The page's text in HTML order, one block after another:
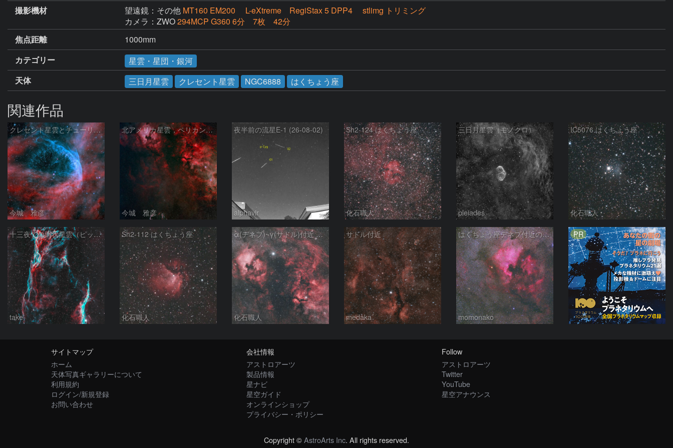
撮影機材 望遠鏡：その他 MT160 EM200 L-eXtreme RegiStax 5 DPP4 stlimg トリミング
カメラ：ZWO294MCP G360 6分 7枚 42分
焦点距離
1000mm
カテゴリー
星雲・星団・銀河
天体
三日月星雲 クレセント星雲 NGC6888 はくちょう座
関連作品
クレセント星雲とチューリップ星雲の真ん中あたりにある星雲 NGC6883 ???
今城 雅彦
北アメリカ星雲，ペリカン星雲，サドル付近，クレセント星雲，網状星雲・・・etc
今城 雅彦
夜半前の流星E-1 (26-08-02)
alphavir
Sh2-124 はくちょう座
化石職人
三日月星雲（モノクロ）
pleiades
IC5076 はくちょう座
化石職人
十三夜での網状星雲（ピッカリングの三角）
take
Sh2-112 はくちょう座
化石職人
α(デネブ)~γ(サドル)付近 NGC7000 北アメリカ星雲 IC5067~5070 ペリカン星雲 はくちょう座
化石職人
サドル付近
medaka
はくちょう座デネブ付近の空域 260720
momonako
PR
サイトマップ
ホーム
天体写真ギャラリーについて
利用規約
ログイン/新規登録
お問い合わせ
会社情報
アストロアーツ
製品情報
星ナビ
星空ガイド
オンラインショップ
プライバシー・ポリシー
Follow
アストロアーツ
Twitter
YouTube
星空アナウンス
Copyright ©AstroArts Inc. All rights reserved.